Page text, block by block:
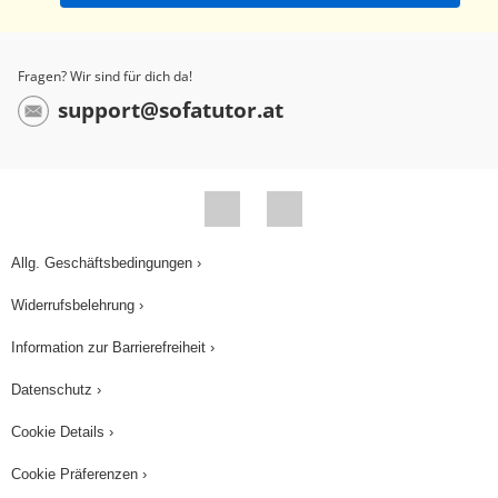
haben möchte. Und während die Ameisen
wir das Ganze noch einmal zusammen: Gehen
von einem Punkt zwei Halbgeraden aus,
Winkelscheitel. Winkel werden mit griechischen
Buchstaben bezeichnet, also bspw. mit Alpha,
Beta, Gamma und Delta. Die Einheit heißt Grad.
Vollwinkels. Ein Viertel des Vollwinkels sind 90
Grad. Dieser Winkel heißt auch rechter Winkel
und wird mit einem Punkt im Winkelbogen
wirklich, äh mächtig groß!
Fragen? Wir sind für dich da!
support@sofatutor.at
Allg. Geschäftsbedingungen ›
Widerrufsbelehrung ›
Information zur Barrierefreiheit ›
Datenschutz ›
Cookie Details ›
Cookie Präferenzen ›